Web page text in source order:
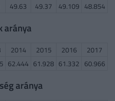
49.63 49.37 49.109 48.854
aránya
2014 2015 2016
2017
62.444 61.928 61.332 60.966
aránya